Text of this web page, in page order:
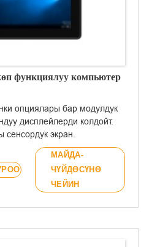
функциялуу компьютер
опциялары бар модулдук
дисплейлерди колдойт.
сенсордук экран.
ылайык иштелип
жасалган ортоңку алкак.
МАЙДА-
ЧҮЙДӨСҮНӨ
ЧЕЙИН